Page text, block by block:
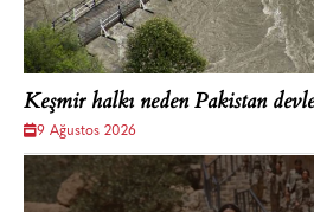
Keşmir halkı neden Pakistan
9 Ağustos 2026